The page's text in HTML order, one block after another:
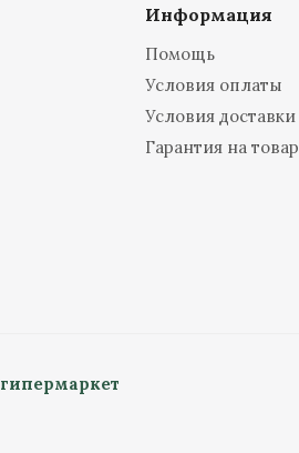
Информация
Помощь
Условия оплаты
Условия доставки
Гарантия на товар
гипермаркет